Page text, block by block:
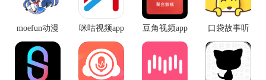
moefun动漫
咪咕视频app
最新版
豆角视频app
手机版
口袋故事听
听